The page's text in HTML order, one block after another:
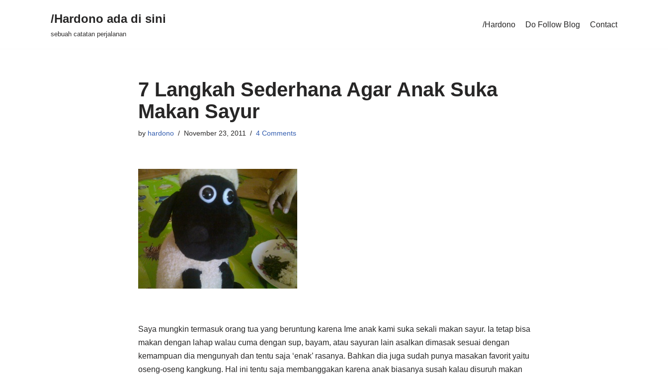
/Hardono ada di sini
sebuah catatan perjalanan
/Hardono Do Follow Blog Contact
7 Langkah Sederhana Agar Anak Suka
Makan Sayur
by hardono November 23, 2011 4 Comments
Saya mungkin termasuk orang tua yang beruntung karena Ime anak kami suka sekali makan sayur. Ia tetap bisa
makan dengan lahap walau cuma dengan sup, bayam, atau sayuran lain asalkan dimasak sesuai dengan
kemampuan dia mengunyah dan tentu saja ‘enak’ rasanya. Bahkan dia juga sudah punya masakan favorit yaitu
oseng-oseng kangkung. Hal ini tentu saja membanggakan karena anak biasanya susah kalau disuruh makan